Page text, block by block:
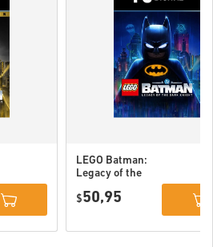
LEGO Batman:
Legacy of the
(STEAM) EU
$50,95